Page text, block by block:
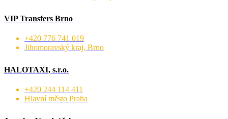
VIP Transfers Brno
+420 776 741 019
Jihomoravský kraj, Brno
HALOTAXI, s.r.o.
+420 244 114 411
Hlavní město Praha